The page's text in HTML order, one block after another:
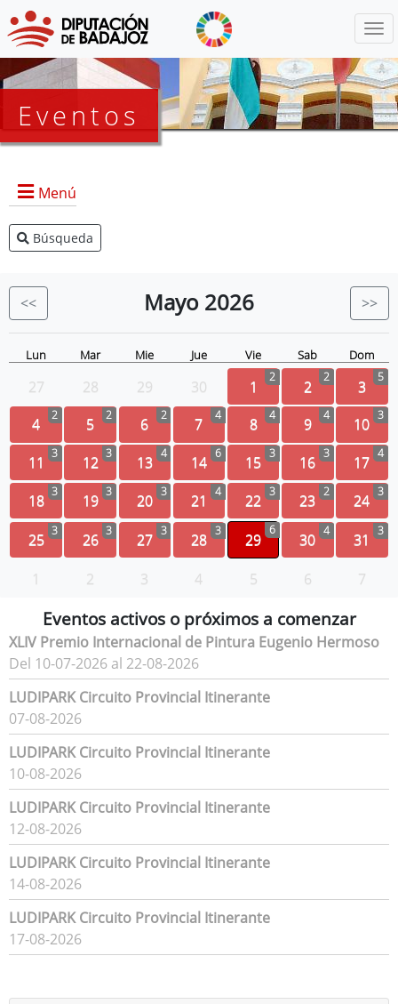
Eventos
Menú
Agenda Presidencia
Eventos
Búsqueda
<< Mayo 2026 >>
Lun Mar Mie Jue Vie Sab Dom
27 28 29 30 1 2 2 2 3 5
4 2 5 2 6 2 7 4 8 4 9 4 10 3
11 3 12 3 13 4 14 6 15 3 16 3 17 4
18 3 19 3 20 3 21 4 22 3 23 2 24 3
25 3 26 3 27 3 28 3 29
6
30 4 31 3
1 2 3 4 5 6 7
Eventos activos o próximos a comenzar
XLIV Premio Internacional de Pintura Eugenio Hermoso
Del 10-07-2026 al 22-08-2026
LUDIPARK Circuito Provincial Itinerante
07-08-2026
LUDIPARK Circuito Provincial Itinerante
10-08-2026
LUDIPARK Circuito Provincial Itinerante
12-08-2026
LUDIPARK Circuito Provincial Itinerante
14-08-2026
LUDIPARK Circuito Provincial Itinerante
17-08-2026